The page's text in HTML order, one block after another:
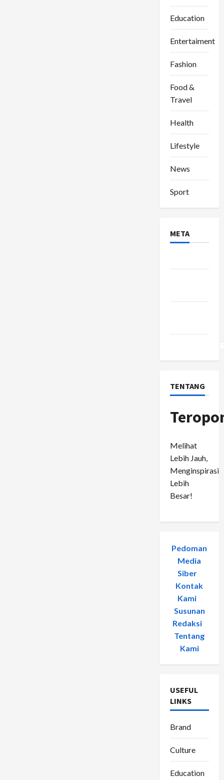
Education
Entertaiment
Fashion
Food &
Travel
Health
Lifestyle
News
Sport
META
TENTANG
Melihat
Lebih Jauh,
Menginspirasi
Lebih
Besar!
Pedoman
Media
Siber-
Kontak
Kami
Susunan
Redaksi-
Tentang
Kami
USEFUL
LINKS
Brand
Culture
Education